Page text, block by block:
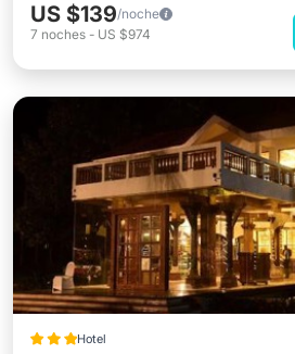
US $139/noche
7 noches - US $974
Hotel